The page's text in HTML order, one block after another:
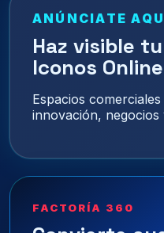
ANÚNCIATE
Haz visible
Iconos Online
Espacios
innovación, negocios
FACTORÍA 360